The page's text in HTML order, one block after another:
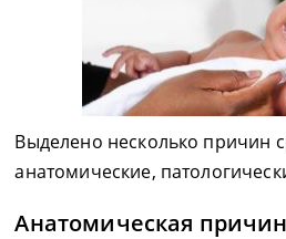
Выделено несколько причин
анатомические,
Анатомическая